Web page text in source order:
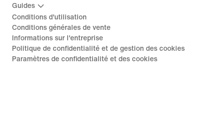
Guides
Conditions d'utilisation
Conditions générales de vente
Informations sur l'entreprise
Politique de confidentialité et de gestion des cookies
Paramètres de confidentialité et des cookies